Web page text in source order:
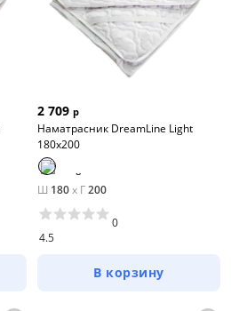
2 709 р
Наматрасник DreamLine Light
180х200
Ш 180x Г200
4.5
0
В корзину